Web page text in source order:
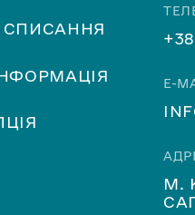
E-
М.